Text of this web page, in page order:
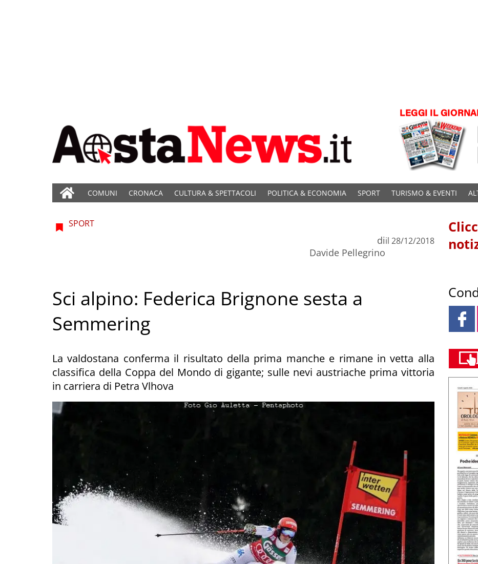
COMUNI CRONACA CULTURA & SPETTACOLI POLITICA & ECONOMIA SPORT TURISMO & EVENTI
SPORT
di
Davide Pellegrino
il 28/12/2018
Sci alpino: Federica Brignone sesta a
Semmering
La valdostana conferma il risultato della prima manche e rimane in vetta alla
classifica della Coppa del Mondo di gigante; sulle nevi austriache prima vittoria
in carriera di Petra Vlhova